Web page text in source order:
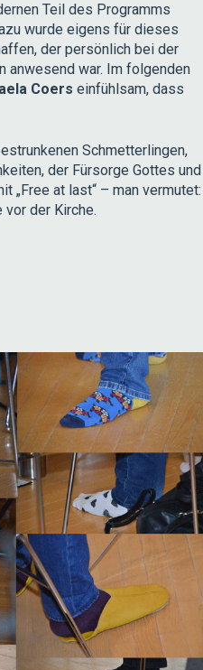
Teil des Programms
wurde eigens für dieses
der persönlich bei der
anwesend war. Im folgenden
Coers einfühlsam, dass
Schmetterlingen,
der Fürsorge Gottes und
„Free at last“ – man vermutet:
vor der Kirche.